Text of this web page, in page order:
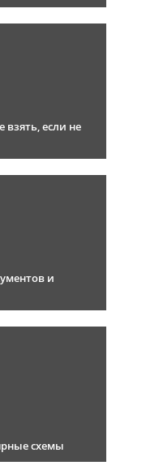
если не
и
схемы